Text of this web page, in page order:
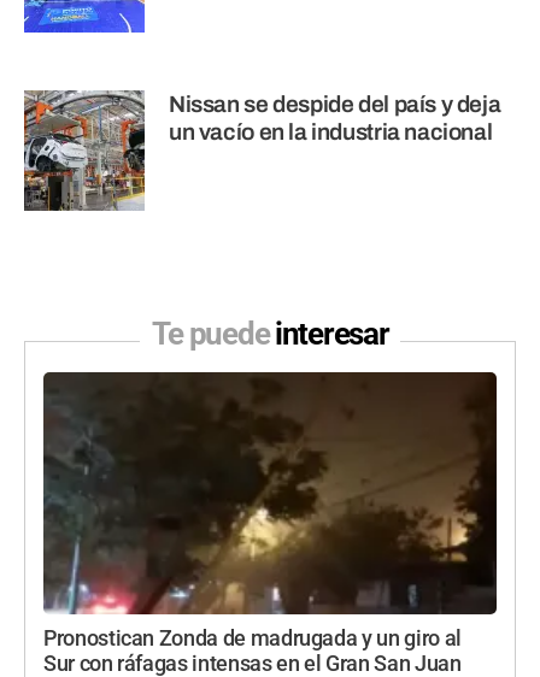
Nissan se despide del país y deja
un vacío en la industria nacional
Te puedeinteresar
Pronostican Zonda de madrugada y un giro al
Sur con ráfagas intensas en el Gran San Juan